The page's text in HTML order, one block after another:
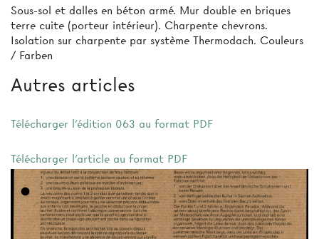
Sous-sol et dalles en béton armé. Mur double en briques
terre cuite (porteur intérieur). Charpente chevrons.
Isolation sur charpente par système Thermodach. Couleurs
/ Farben
Autres articles
Télécharger l'édition 063 au format PDF
Télécharger l'article au format PDF